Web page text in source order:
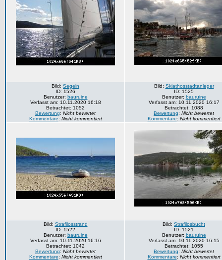
Bild: Segeln
ID: 1526
Benutzer: bauruine
Verfasst am: 10.11.2020 16:18
Betrachtet: 1052
Bewertung: Nicht bewertet
Kommentare: Nicht kommentiert
Bild: Skiathosstadtanleger
ID: 1525
Benutzer: bauruine
Verfasst am: 10.11.2020 16:17
Betrachtet: 1088
Bewertung: Nicht bewertet
Kommentare: Nicht kommentiert
Bild: Strafilosstrand
ID: 1522
Benutzer: bauruine
Verfasst am: 10.11.2020 16:16
Betrachtet: 1042
Bewertung: Nicht bewertet
Kommentare: Nicht kommentiert
Bild: Strafilosbucht
ID: 1521
Benutzer: bauruine
Verfasst am: 10.11.2020 16:15
Betrachtet: 1055
Bewertung: Nicht bewertet
Kommentare: Nicht kommentiert